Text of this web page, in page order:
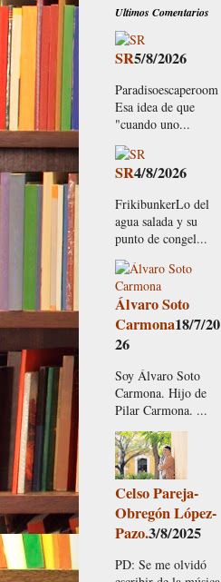
Ultimos Comentarios
SR5/8/2026
Paradisoescaperoom
Esa idea de que
"cuando uno...
SR4/8/2026
FrikibunkerLo del
agua salada y su
punto de congel...
Álvaro Soto
Carmona18/7/20
26
Soy Álvaro Soto
Carmona. Hijo de
Pilar Carmona. ...
Celso Pareja-
Obregón López-
Pazo.3/8/2025
PD: Se me olvidó